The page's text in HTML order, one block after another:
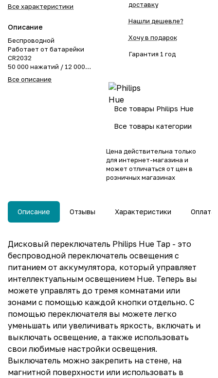
Все характеристики
Описание
Беспроводной
Работает от батарейки
CR2032
50 000 нажатий / 12 000
Код производителя Philips
Все описание
доставку
Нашли дешевле?
Хочу в подарок
Гарантия 1 год
Все товары Philips Hue
Все товары категории
Цена действительна только
для интернет-магазина и
может отличаться от цен в
розничных магазинах
Описание Отзывы Характеристики Оплата
Дисковый переключатель Philips Hue Tap - это
беспроводной переключатель освещения с
питанием от аккумулятора, который управляет
интеллектуальным освещением Hue. Теперь вы
можете управлять до тремя комнатами или
зонами с помощью каждой кнопки отдельно. С
помощью переключателя вы можете легко
уменьшать или увеличивать яркость, включать и
выключать освещение, а также использовать
свои любимые настройки освещения.
Выключатель можно закрепить на стене, на
магнитной поверхности или использовать в